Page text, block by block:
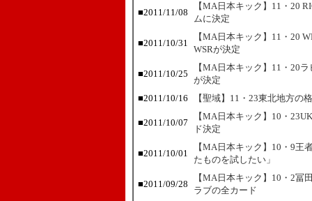
■2011/11/08
【MA日本キック】11・20
ムに決定
■2011/10/31
【MA日本キック】11・20
WSRが決定
■2011/10/25
【MA日本キック】11・20
が決定
■2011/10/16 【聖域】11・23東北地方の
■2011/10/07
【MA日本キック】10・
ド決定
■2011/10/01
【MA日本キック】10・9王
たものを試したい」
■2011/09/28
【MA日本キック】10・2冨
ラブの全カード